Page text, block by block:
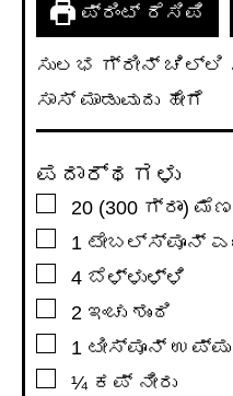
ಪ್ರಿಂಟ್ ರೆಸಿಪಿ
ಸುಲಭ ಗ್ರೀನ್ ಚಿಲ್ಲಿ
ಸಾಸ್ ಮಾಡುವುದು ಹೇಗೆ
ಪದಾರ್ಥಗಳು
▢20 (300 ಗ್ರಾಂ)
▢1 ಟೇಬಲ್ಸ್ಪೂನ್
▢4 ಬೆಳ್ಳುಳ್ಳಿ
▢2 ಇಂಚು ಶುಂಠಿ
▢1 ಟೀಸ್ಪೂನ್ ಉಪ್ಪು
▢¼ ಕಪ್ ನೀರು